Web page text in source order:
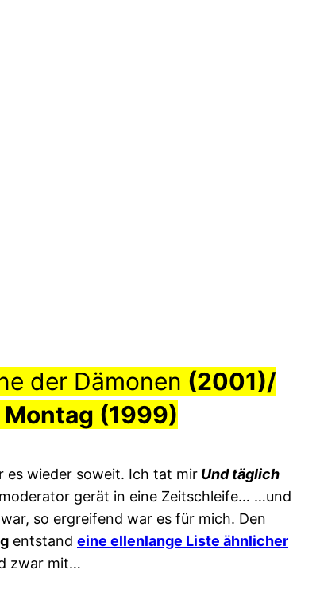
der Dämonen (2001)/
Montag (1999)
es wieder soweit. Ich tat mir Und täglich
gerät in eine Zeitschleife… …und
so ergreifend war es für mich. Den
entstand eine ellenlange Liste ähnlicher
zwar mit…